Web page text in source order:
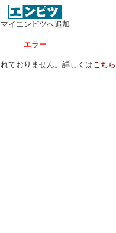
マイエンピツへ追加
エラー
ておりません。詳しくはこちら